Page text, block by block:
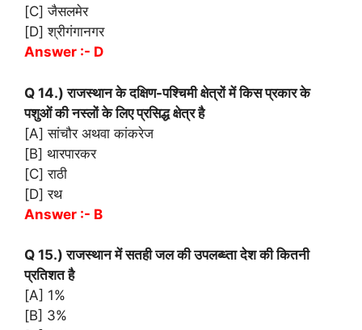
[C] जैसलमेर
[D] श्रीगंगानगर
Answer :- D
Q 14.) राजस्थान के दक्षिण-पश्चिमी क्षेत्रों में किस प्रकार के
पशुओं की नस्लों के लिए प्रसिद्ध क्षेत्र है
[A] सांचौर अथवा कांकरेज
[B] थारपारकर
[C] राठी
[D] रथ
Answer :- B
Q 15.) राजस्थान में सतही जल की उपलब्ध्ता देश की कितनी
प्रतिशत है
[A] 1%
[B] 3%